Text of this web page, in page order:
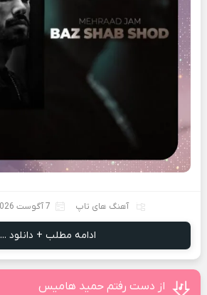
آهنگ های تاپ 7 آگوست 2026
ادامه مطلب + دانلود ...
از دست رفتم حمید هامیس